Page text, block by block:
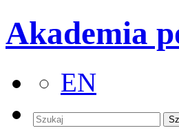
Akademia
EN